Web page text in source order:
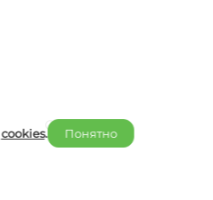
cookies. Понятно
Отельерам